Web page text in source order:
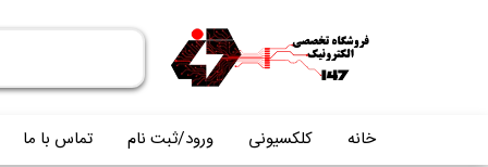
خانه کلکسیونی ورود/ثبت نام تماس با ما